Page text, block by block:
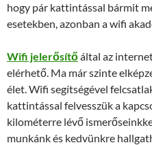
hogy pár kattintással bármit
esetekben, azonban a wifi
Wifi jelerősítőáltal az
elérhető. Ma már szinte
élet. Wifi segítségével
kattintással felvesszük a
kilométerre lévő
munkánk és kedvünkre